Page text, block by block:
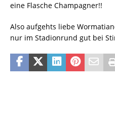
eine Flasche Champagner!!
Also aufgehts liebe
nur im Stadionrund gut bei